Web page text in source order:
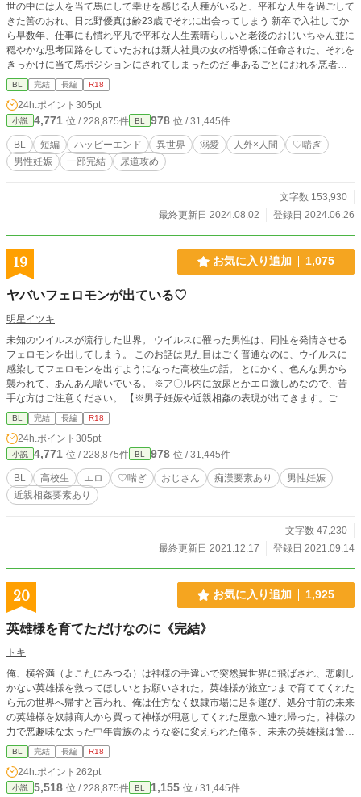
世の中には人を当て馬にして幸せを感じる人種がいると、平和な人生を過ごして
きた筈のおれ、日比野優真は齢23歳でそれに出会ってしまう 新卒で入社してか
ら早数年、仕事にも慣れ平凡で平和な人生素晴らしいと老後のおじいちゃん並に
穏やかな思考回路をしていたおれは新人社員の女の指導係に任命された、それを
きっかけに当て馬ポジションにされてしまったのだ 事あるごとにおれを悪者に
して周りに可愛がられる女 何故おれを巻き込むんだ… 上司や周囲に相談するが
新人女はモデル並みに可愛く猫を被るのも上手かった、誰にも信じて貰えない、
居づらい職場…転職しようかなと真剣に考え始めた頃事件は起きた 外回り中に
交差点へ飛び出す新人女、何故かおれの腕を掴みながら… 悲鳴と衝撃、薄れゆ
く意識 『神子様が降臨された！』 目が覚めるとそこは知らない世界だった 瘴気
に蝕まれた狼の獣人×当て馬から逃げたい巻き込まれ平凡お兄さん 第二部まで完
結 三部はある程度書いたら載せます
BL 完結 長編 R18
24h.ポイント 305pt
小説 4,771 位 / 228,875件 BL 978 位 / 31,445件
BL 短編 ハッピーエンド 異世界 溺愛 人外×人間
♡喘ぎ
男性妊娠
一部完結 尿道攻め
文字数 153,930
最終更新日 2024.08.02
登録日 2024.06.26
19 お気に入り追加 1,075
ヤバいフェロモンが出ている♡
明星イツキ
未知のウイルスが流行した世界。 ウイルスに罹った男性は、同性を発情させる
フェロモンを出してしまう。 このお話は見た目はごく普通なのに、ウイルスに
感染してフェロモンを出すようになった高校生の話。 とにかく、色んな男から
襲われて、あんあん喘いでいる。 ※ア〇ル内に放尿とかエロ激しめなので、苦
手な方はご注意ください。 【※男子妊娠や近親相姦の表現が出てきます。ご注
意ください。】
BL 完結 長編 R18
24h.ポイント 305pt
小説 4,771 位 / 228,875件 BL 978 位 / 31,445件
BL 高校生 エロ ♡喘ぎ おじさん 痴漢要素あり
男性妊娠
近親相姦要素あり
文字数 47,230
最終更新日 2021.12.17
登録日 2021.09.14
20 お気に入り追加 1,925
英雄様を育てただけなのに《完結》
トキ
俺、横谷満（よこたにみつる）は神様の手違いで突然異世界に飛ばされ、悲劇し
かない英雄様を救ってほしいとお願いされた。英雄様が旅立つまで育ててくれた
ら元の世界へ帰すと言われ、俺は仕方なく奴隷市場に足を運び、処分寸前の未来
の英雄様を奴隷商人から買って神様が用意してくれた屋敷へ連れ帰った。神様の
力で悪趣味な太った中年貴族のような姿に変えられた俺を、未来の英雄様は警戒
して敵視して、彼が青年となり英雄だと発覚しても嫌われたままだった。英雄様
が仲間と共に旅立った直後、俺は魔獣に襲われて命を落とした。気が付くと俺は
元の世界に帰っていた。全てが嫌になり疲れ果て、それでも無気力に生きていた
けど俺はまた異世界に召喚された。今度は悪役の貴族ではなく、世界を救う神子
BL 完結 長編 R18
24h.ポイント 262pt
小説 5,518 位 / 228,875件 BL 1,155 位 / 31,445件